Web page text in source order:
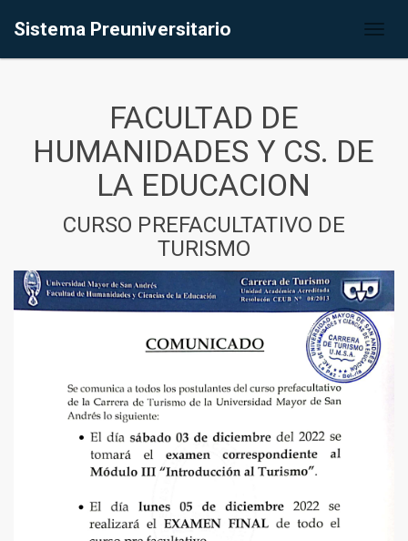
Sistema Preuniversitario
FACULTAD DE
HUMANIDADES Y CS. DE
LA EDUCACION
CURSO PREFACULTATIVO DE
TURISMO